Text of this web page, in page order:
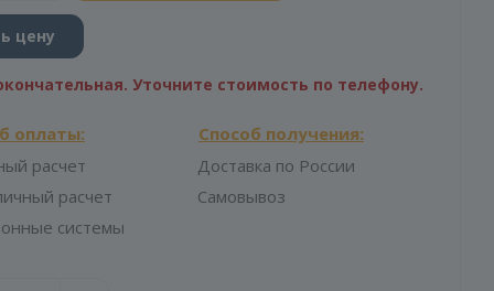
характеристики
цену
Уточните стоимость по телефону.
оплаты:
расчет
расчет
системы
Способ получения:
Доставка по России
Самовывоз